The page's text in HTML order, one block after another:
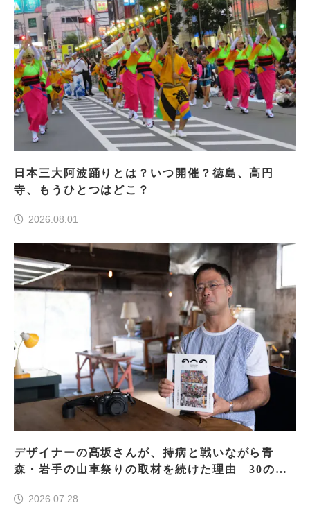
日本三大阿波踊りとは？いつ開催？徳島、高円
寺、もうひとつはどこ？
2026.08.01
デザイナーの髙坂さんが、持病と戦いながら青
森・岩手の山車祭りの取材を続けた理由 30の山
2026.07.28